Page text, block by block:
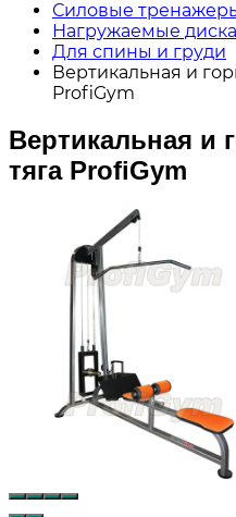
Силовые
Нагружаемые
Для спины и груди
Вертикальная и
ProfiGym
Вертикальная и
тяга ProfiGym